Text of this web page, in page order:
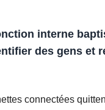
interne
des gens et
connectées